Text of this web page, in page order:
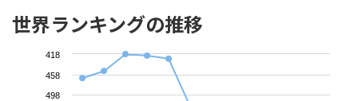
世界ランキングの推移
418
458
498